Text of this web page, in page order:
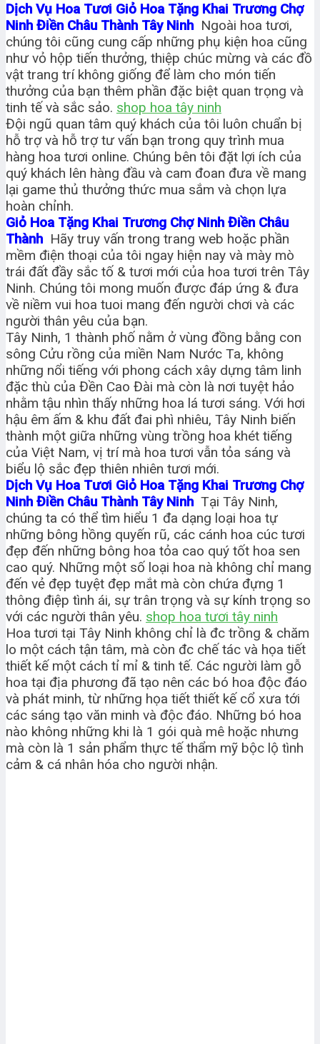
Dịch Vụ Hoa Tươi Giỏ Hoa Tặng Khai Trương Chợ
Ninh Điền Châu Thành Tây Ninh Ngoài hoa tươi,
chúng tôi cũng cung cấp những phụ kiện hoa cũng
như vỏ hộp tiến thưởng, thiệp chúc mừng và các đồ
vật trang trí không giống để làm cho món tiến
thưởng của bạn thêm phần đặc biệt quan trọng và
tinh tế và sắc sảo. shop hoa tây ninh
Đội ngũ quan tâm quý khách của tôi luôn chuẩn bị
hỗ trợ và hỗ trợ tư vấn bạn trong quy trình mua
hàng hoa tươi online. Chúng bên tôi đặt lợi ích của
quý khách lên hàng đầu và cam đoan đưa về mang
lại game thủ thưởng thức mua sắm và chọn lựa
hoàn chỉnh.
Giỏ Hoa Tặng Khai Trương Chợ Ninh Điền Châu
Thành Hãy truy vấn trong trang web hoặc phần
mềm điện thoại của tôi ngay hiện nay và mày mò
trái đất đầy sắc tố & tươi mới của hoa tươi trên Tây
Ninh. Chúng tôi mong muốn được đáp ứng & đưa
về niềm vui hoa tuoi mang đến người chơi và các
người thân yêu của bạn.
Tây Ninh, 1 thành phố nằm ở vùng đồng bằng con
sông Cửu rồng của miền Nam Nước Ta, không
những nổi tiếng với phong cách xây dựng tâm linh
đặc thù của Đền Cao Đài mà còn là nơi tuyệt hảo
nhằm tậu nhìn thấy những hoa lá tươi sáng. Với hơi
hậu êm ấm & khu đất đai phì nhiêu, Tây Ninh biến
thành một giữa những vùng trồng hoa khét tiếng
của Việt Nam, vị trí mà hoa tươi vẫn tỏa sáng và
biểu lộ sắc đẹp thiên nhiên tươi mới.
Dịch Vụ Hoa Tươi Giỏ Hoa Tặng Khai Trương Chợ
Ninh Điền Châu Thành Tây Ninh Tại Tây Ninh,
chúng ta có thể tìm hiểu 1 đa dạng loại hoa tự
những bông hồng quyến rũ, các cánh hoa cúc tươi
đẹp đến những bông hoa tỏa cao quý tốt hoa sen
cao quý. Những một số loại hoa nà không chỉ mang
đến vẻ đẹp tuyệt đẹp mắt mà còn chứa đựng 1
thông điệp tình ái, sự trân trọng và sự kính trọng so
với các người thân yêu. shop hoa tươi tây ninh
Hoa tươi tại Tây Ninh không chỉ là đc trồng & chăm
lo một cách tận tâm, mà còn đc chế tác và họa tiết
thiết kế một cách tỉ mỉ & tinh tế. Các người làm gỗ
hoa tại địa phương đã tạo nên các bó hoa độc đáo
và phát minh, từ những họa tiết thiết kế cổ xưa tới
các sáng tạo văn minh và độc đáo. Những bó hoa
nào không những khi là 1 gói quà mê hoặc nhưng
mà còn là 1 sản phẩm thực tế thẩm mỹ bộc lộ tình
cảm & cá nhân hóa cho người nhận.